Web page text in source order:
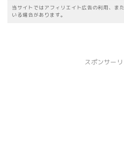
当サイトではアフィリエイト広告の利用、ま
いる場合があります。
スポンサーリ